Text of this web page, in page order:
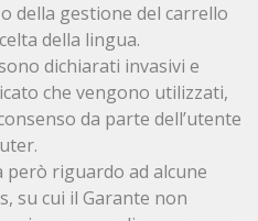
della gestione del carrello
della lingua.
dichiarati invasivi e
che vengono utilizzati,
da parte dell’utente
però riguardo ad alcune
su cui il Garante non